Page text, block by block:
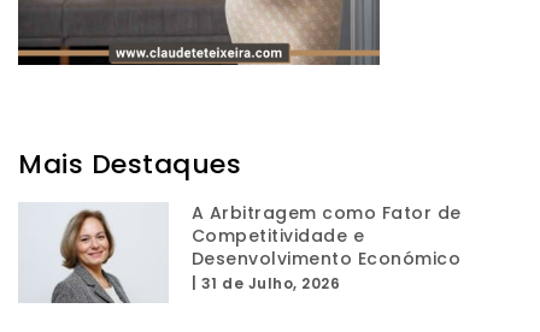
Mais Destaques
A Arbitragem como Fator de
Competitividade e
Desenvolvimento Económico
31 de Julho, 2026